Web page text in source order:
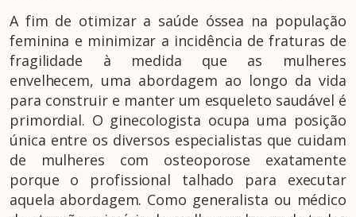
A fim de otimizar a saúde óssea na população
feminina e minimizar a incidência de fraturas de
fragilidade à medida que as mulheres
envelhecem, uma abordagem ao longo da vida
para construir e manter um esqueleto saudável é
primordial. O ginecologista ocupa uma posição
única entre os diversos especialistas que cuidam
de mulheres com osteoporose exatamente
porque o profissional talhado para executar
aquela abordagem. Como generalista ou médico